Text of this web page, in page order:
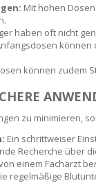
BRUSH
DAY CARE
NIGHT CARE
SLIMMING
HEAVY LEGS &
WOMEN
DEODORANTS
HAND CARE
COLORED &
HAIR
ANTI-HAIR LOSS
STRENGTHENING
ANTI-DANDRUFF
Mit hohen
haben oft nicht
können
können zudem
zu minimieren,
Ein schrittweiser
Recherche über
einem Facharzt
regelmäßige